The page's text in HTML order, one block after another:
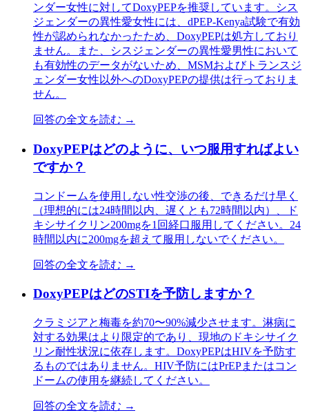
ンダー女性に対してDoxyPEPを推奨しています。シス
ジェンダーの異性愛女性には、dPEP-Kenya試験で有効
性が認められなかったため、DoxyPEPは処方しており
ません。また、シスジェンダーの異性愛男性において
も有効性のデータがないため、MSMおよびトランスジ
ェンダー女性以外へのDoxyPEPの提供は行っておりま
せん。
回答の全文を読む →
DoxyPEPはどのように、いつ服用すればよい
ですか？
コンドームを使用しない性交渉の後、できるだけ早く
（理想的には24時間以内、遅くとも72時間以内）、ド
キシサイクリン200mgを1回経口服用してください。24
時間以内に200mgを超えて服用しないでください。
回答の全文を読む →
DoxyPEPはどのSTIを予防しますか？
クラミジアと梅毒を約70〜90%減少させます。淋病に
対する効果はより限定的であり、現地のドキシサイク
リン耐性状況に依存します。DoxyPEPはHIVを予防す
るものではありません。HIV予防にはPrEPまたはコン
ドームの使用を継続してください。
回答の全文を読む →